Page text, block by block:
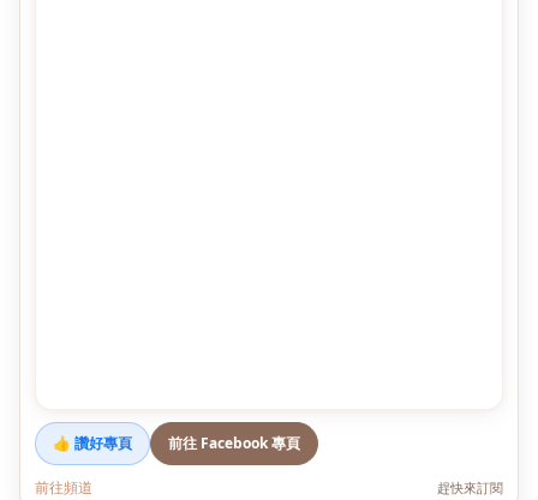
👍 讚好專頁 前往 Facebook 專頁
前往頻道 趕快來訂閱